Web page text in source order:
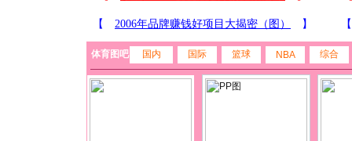
体育图吧 国内 国际 篮球 NBA 综合